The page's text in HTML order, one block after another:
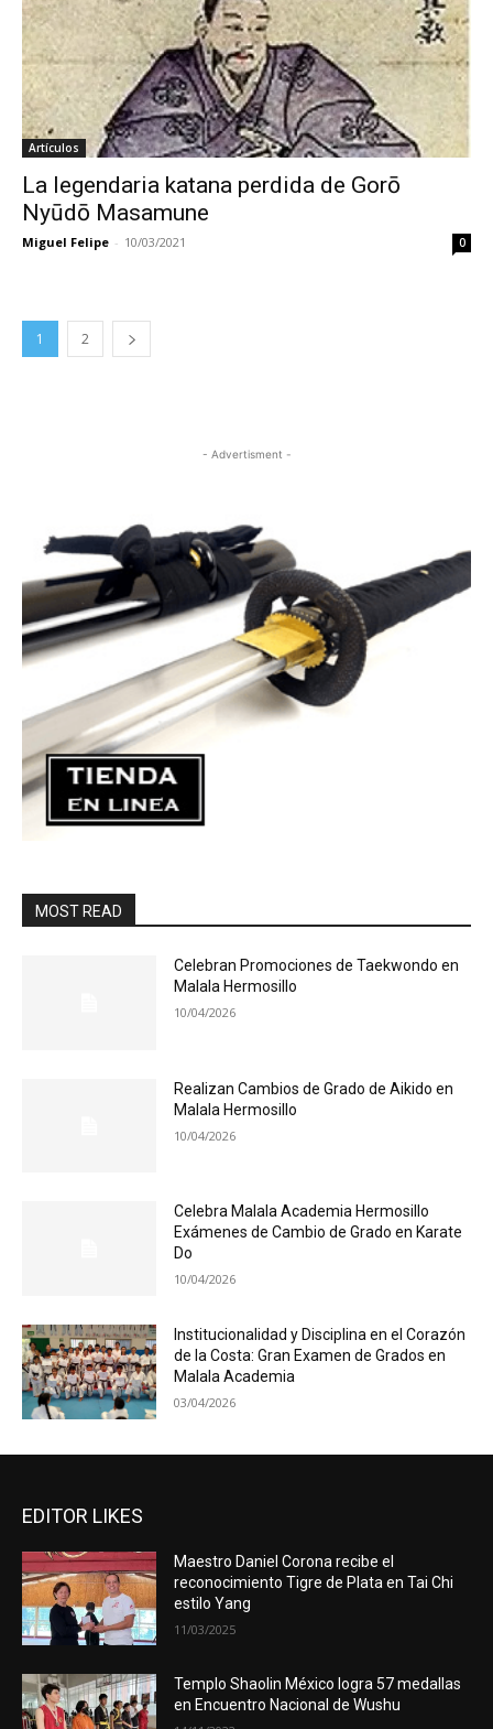
Artículos
La legendaria katana perdida de Gorō
Nyūdō Masamune
Miguel Felipe - 10/03/2021 0
1 2
- Advertisment -
MOST READ
Celebran Promociones de Taekwondo en
Malala Hermosillo
10/04/2026
Realizan Cambios de Grado de Aikido en
Malala Hermosillo
10/04/2026
Celebra Malala Academia Hermosillo
Exámenes de Cambio de Grado en Karate
Do
10/04/2026
Institucionalidad y Disciplina en el Corazón
de la Costa: Gran Examen de Grados en
Malala Academia
03/04/2026
EDITOR LIKES
Maestro Daniel Corona recibe el
reconocimiento Tigre de Plata en Tai Chi
estilo Yang
11/03/2025
Templo Shaolin México logra 57 medallas
en Encuentro Nacional de Wushu